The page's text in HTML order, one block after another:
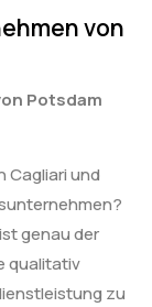
von
Potsdam
Cagliari und
genau der
qualitativ
zu